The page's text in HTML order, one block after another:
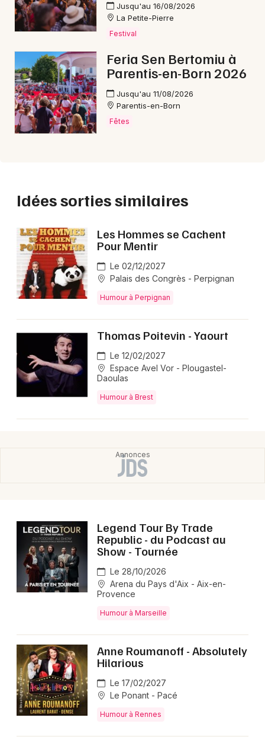
Jusqu'au 16/08/2026
La Petite-Pierre
Festival
Feria Sen Bertomiu à
Parentis-en-Born 2026
Jusqu'au 11/08/2026
Parentis-en-Born
Fêtes
Idées sorties similaires
Les Hommes se Cachent
Pour Mentir
Le 02/12/2027
Palais des Congrès - Perpignan
Humour à Perpignan
Thomas Poitevin - Yaourt
Le 12/02/2027
Espace Avel Vor - Plougastel-
Daoulas
Humour à Brest
Legend Tour By Trade
Republic - du Podcast au
Show - Tournée
Le 28/10/2026
Arena du Pays d'Aix - Aix-en-
Provence
Humour à Marseille
Anne Roumanoff - Absolutely
Hilarious
Le 17/02/2027
Le Ponant - Pacé
Humour à Rennes